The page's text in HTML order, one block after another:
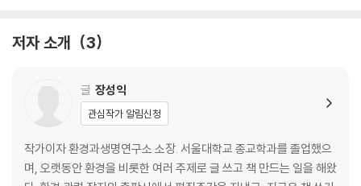
기후 위기의 티핑 포인트는? 43
3장 탄소 중립이 뭐예요? 56
파리 협정의 빛과 그늘 58
기후 위기 해결, 탄소 중립으로! 63
탄소 제로 시대를 향하여 69
저자 소개 3
글 장성익
관심작가 알림신청
작가이자 환경과생명연구소 소장. 서울대학교 종교학과를 졸업했으
며, 오랫동안 환경을 비롯한 여러 주제로 글 쓰고 책 만드는 일을 해왔